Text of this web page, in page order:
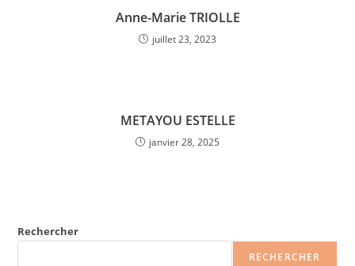
Anne-Marie TRIOLLE
juillet 23, 2023
METAYOU ESTELLE
janvier 28, 2025
Rechercher
RECHERCHER